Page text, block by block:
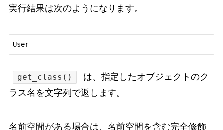
実行結果は次のようになります。
User
get_class()
は、指定したオブジェクトのク
ラス名を文字列で返します。
名前空間がある場合は、名前空間を含む完全修飾